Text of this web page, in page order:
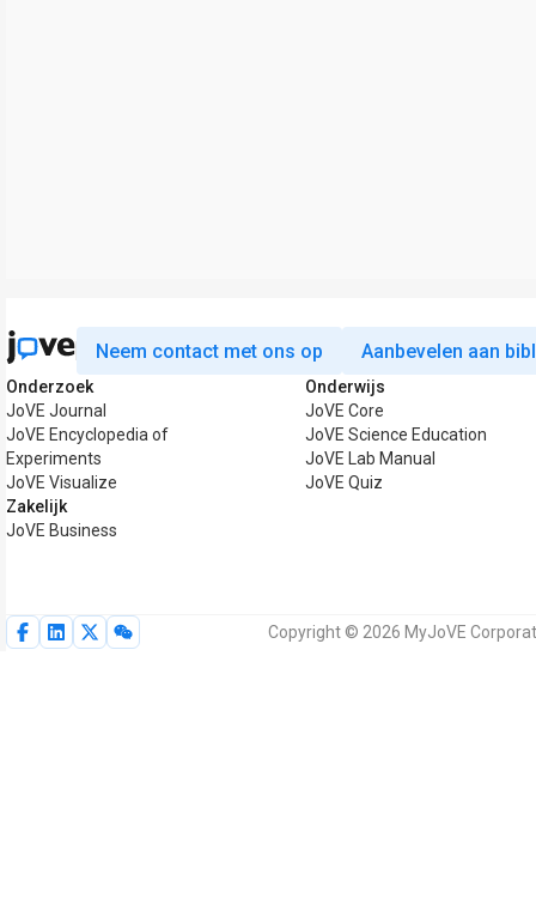
Neem contact met ons op Aanbevelen aan
Onderzoek
JoVE Journal
JoVE Encyclopedia of
Experiments
JoVE Visualize
Zakelijk
JoVE Business
Onderwijs
JoVE Core
JoVE Science Education
JoVE Lab Manual
JoVE Quiz
Copyright © 2026 MyJoVE